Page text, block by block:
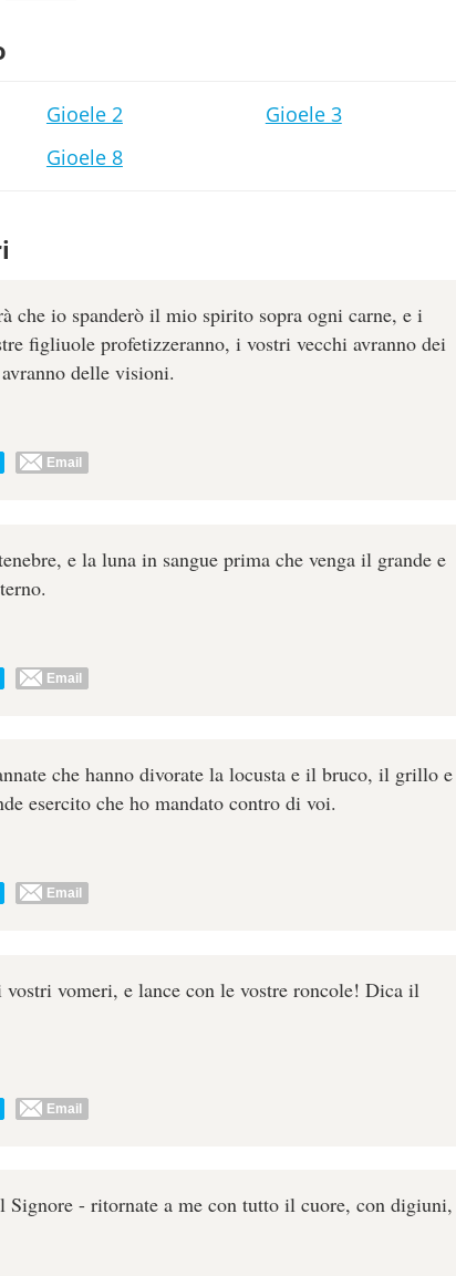
Gioele 2
Gioele 3
Gioele 8
che io spanderò il mio spirito sopra ogni carne, e i
figliuole profetizzeranno, i vostri vecchi avranno dei
delle visioni.
Email
e la luna in sangue prima che venga il grande e
Email
che hanno divorate la locusta e il bruco, il grillo e
esercito che ho mandato contro di voi.
Email
vostri vomeri, e lance con le vostre roncole! Dica il
Email
Signore - ritornate a me con tutto il cuore, con digiuni,